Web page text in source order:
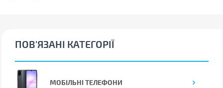
ПОВ'ЯЗАНІ КАТЕГОРІЇ
МОБІЛЬНІ ТЕЛЕФОНИ